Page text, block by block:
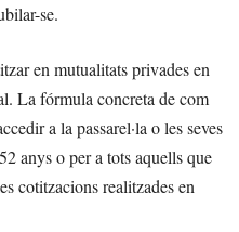
se.
en mutualitats privades en
La fórmula concreta de com
a la passarel·la o les seves
anys o per a tots aquells que
cotitzacions realitzades en